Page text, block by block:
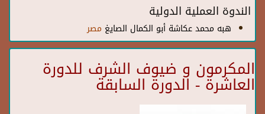
الندوة العملية الدولية
هبه محمد عكاشة أبو الكمال الصايغ مصر
المكرمون و ضيوف الشرف للدورة
العاشرة - الدورة السابقة